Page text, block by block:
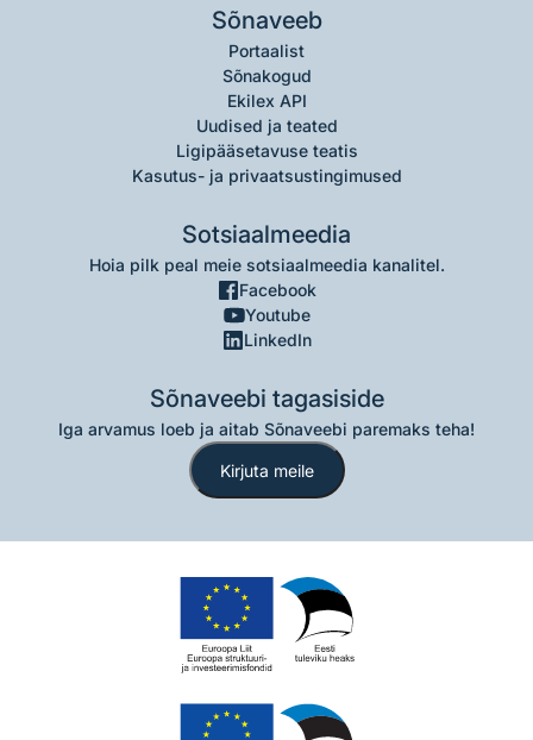
Sõnaveeb
Portaalist
Sõnakogud
Ekilex API
Uudised ja teated
Ligipääsetavuse teatis
Kasutus- ja privaatsustingimused
Sotsiaalmeedia
Hoia pilk peal meie sotsiaalmeedia kanalitel.
Facebook
Youtube
LinkedIn
Sõnaveebi tagasiside
Iga arvamus loeb ja aitab Sõnaveebi paremaks teha!
Kirjuta meile